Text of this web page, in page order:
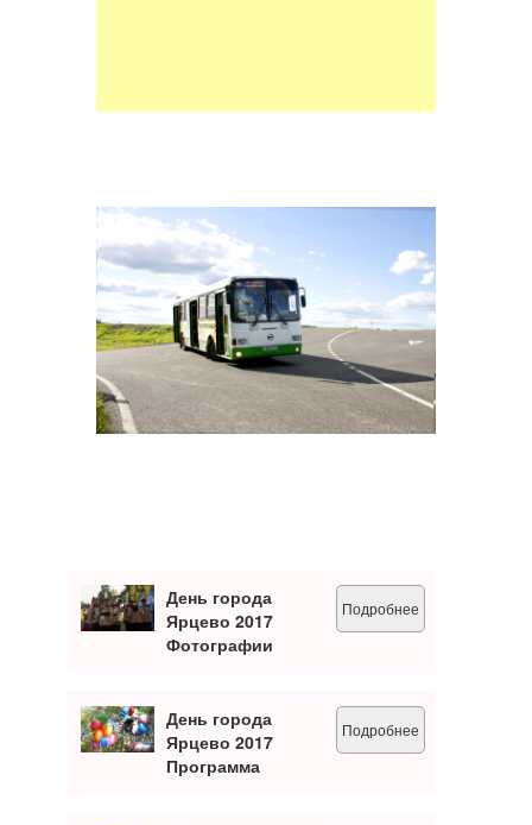
День города
Ярцево 2017
Фотографии
Подробнее
День города
Ярцево 2017
Программа
Подробнее